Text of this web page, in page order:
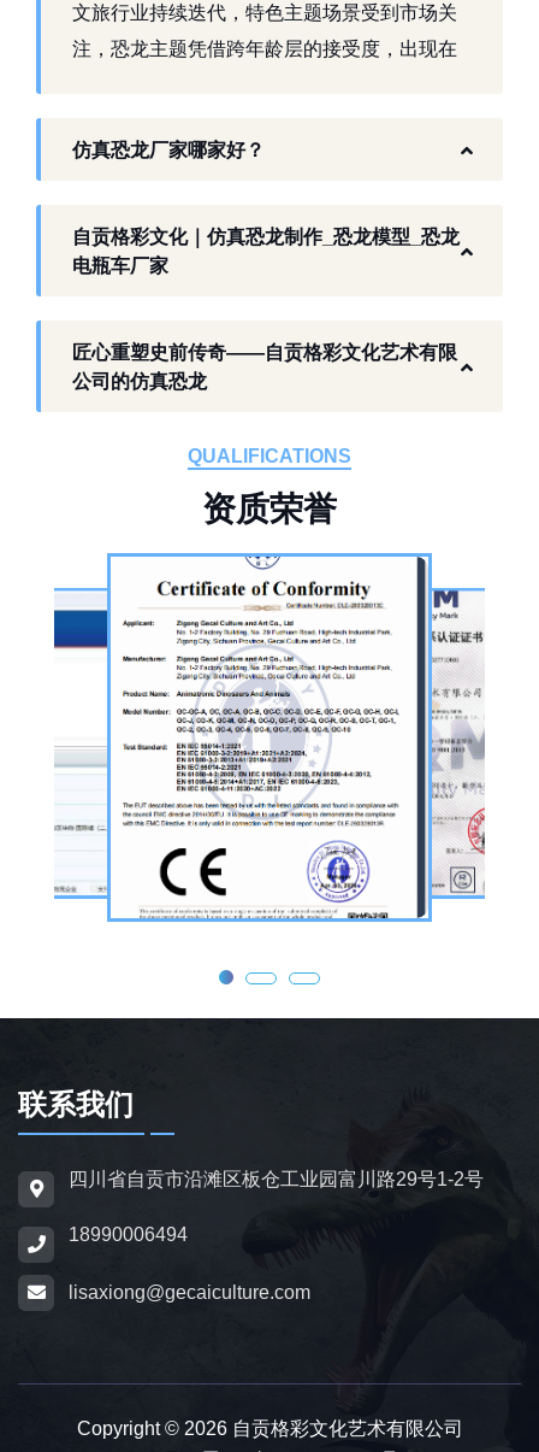
文旅行业持续迭代，特色主题场景受到市场关
注，恐龙主题凭借跨年龄层的接受度，出现在
生态。自贡格彩文化艺术有限公司扎根本地产
以工厂生产能力，为各地客户提供史前主题相
关产品与服务。
工厂生产基础 构建恐龙产业全链服务
作为开展史前仿真模型生产的恐龙制作工厂，
板仓工业园，拥有标准化生产车间、配套生产
品的恐龙制作公司。公司采用按需定制模式，
从前期方案设计、场景规划，到中期原料选
择、工序制作，再到后期运输配送、上门安装
调试，形成全流程服务，可用于主题乐园、文
旅景区、科普展馆、商业广场、大型展会、节
庆活动等场景。
公司核心业务为仿真恐龙制作，产品线涵盖静
态展示、动态互动、游乐体验三类。其中，机
器恐龙结合机械传动、智能控制技术，可实现
眨眼、张嘴吼叫、摆尾、行走、呼吸起伏等动
态效果，皮肤采用环保硅胶材质，还原史前恐
大型雕塑，覆盖霸王龙、三角龙、剑龙、长颈
龙、翼龙等常见品类，同时支持恐龙化石骨架
场景摆放。
为适配亲子游乐场景，公司推出恐龙电动车与
防滑车轮、限速装置及安全扶手，适用于乐
除恐龙相关产品外，公司同时开展仿真动物与
动物模型制作业务，涵盖史前巨兽、野生动
仿真恐龙厂家哪家好？
自贡格彩文化｜仿真恐龙制作_恐龙模型_恐龙
电瓶车厂家
匠心重塑史前传奇——自贡格彩文化艺术有限
公司的仿真恐龙
QUALIFICATIONS
资质荣誉
联系我们
四川省自贡市沿滩区板仓工业园富川路29号1-2号
18990006494
lisaxiong@gecaiculture.com
Copyright © 2026 自贡格彩文化艺术有限公司